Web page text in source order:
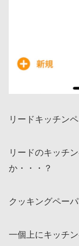
リードキッチン
リードのキッチ
か・・・？
クッキングペー
一個上にキッチ